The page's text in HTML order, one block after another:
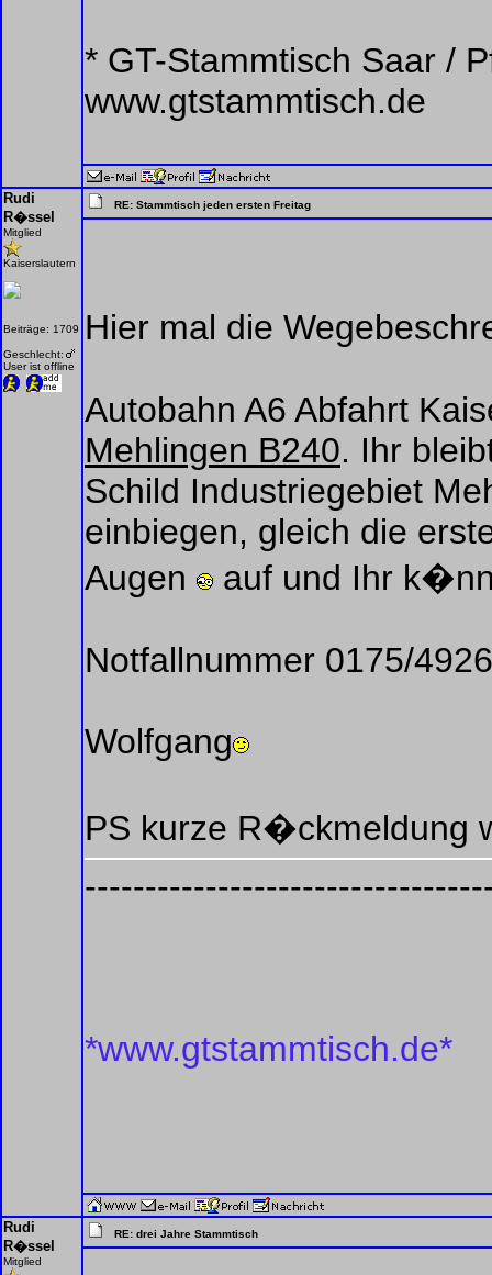
* GT-Stammtisch Saar /
www.gtstammtisch.de
Rudi
R�ssel
Mitglied
Kaiserslautern
Beiträge: 1709
Geschlecht:
User ist offline
RE: Stammtisch jeden ersten Freitag
Hier mal die
Autobahn A6 Abfahrt
Mehlingen B240. Ihr
Schild Industriegebiet
einbiegen, gleich die
Augen
auf und Ihr
Notfallnummer 0175/
Wolfgang
PS kurze R�ckmeldung
*www.gtstammtisch.de*
Rudi
R�ssel
Mitglied
RE: drei Jahre Stammtisch